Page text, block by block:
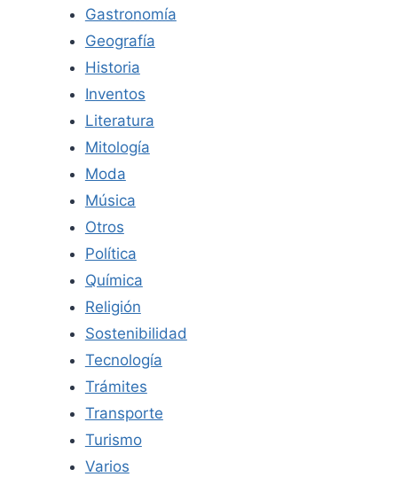
Gastronomía
Geografía
Historia
Inventos
Literatura
Mitología
Moda
Música
Otros
Política
Química
Religión
Sostenibilidad
Tecnología
Trámites
Transporte
Turismo
Varios